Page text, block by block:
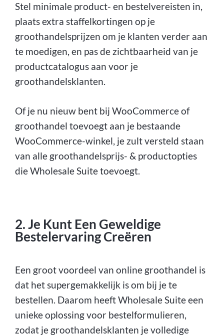
Stel minimale product- en bestelvereisten in,
plaats extra staffelkortingen op je
groothandelsprijzen om je klanten verder aan
te moedigen, en pas de zichtbaarheid van je
productcatalogus aan voor je
groothandelsklanten.
Of je nu nieuw bent bij WooCommerce of
groothandel toevoegt aan je bestaande
WooCommerce-winkel, je zult versteld staan
van alle groothandelsprijs- & productopties
die Wholesale Suite toevoegt.
2. Je Kunt Een Geweldige
Bestelervaring Creëren
Een groot voordeel van online groothandel is
dat het supergemakkelijk is om bij je te
bestellen. Daarom heeft Wholesale Suite een
unieke oplossing voor bestelformulieren,
zodat je groothandelsklanten je volledige